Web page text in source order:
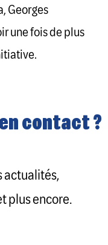
Georges
une fois de plus
contact ?
actualités,
plus encore.